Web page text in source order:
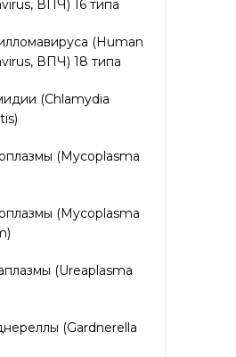
АСИТ: Злаковые
(ImmunoCAP)
g213 rPhl p1,
луговая,
g214 rPhl p7,
АСИТ: Сорные
(ImmunoCAP)
Амброзия
nArt v3,
луговая, g214 rPhl
ВПЧ) 16 типа
(Human
ВПЧ) 18 типа
(Chlamydia
(Mycoplasma
(Mycoplasma
(Ureaplasma
(Gardnerella